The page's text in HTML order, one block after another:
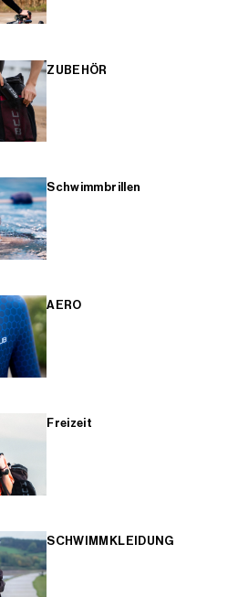
ZUBEHÖR
Schwimmbrillen
AERO
Freizeit
SCHWIMMKLEIDUNG